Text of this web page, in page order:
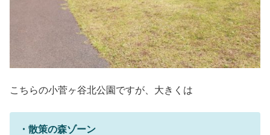
こちらの小菅ヶ谷北公園ですが、大きくは
・散策の森ゾーン